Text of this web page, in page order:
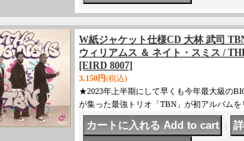
W紙ジャケット仕様CD 大林 武司
ウィリアムス ＆ ネイト・スミス /
[EIRD 8007]
3,150円(税込)
★2023年上半期にして早くも今年最大級の
が集った最強トリオ「TBN」が初アルバム